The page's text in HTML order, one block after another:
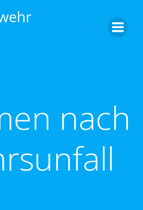
Inhalt
nach